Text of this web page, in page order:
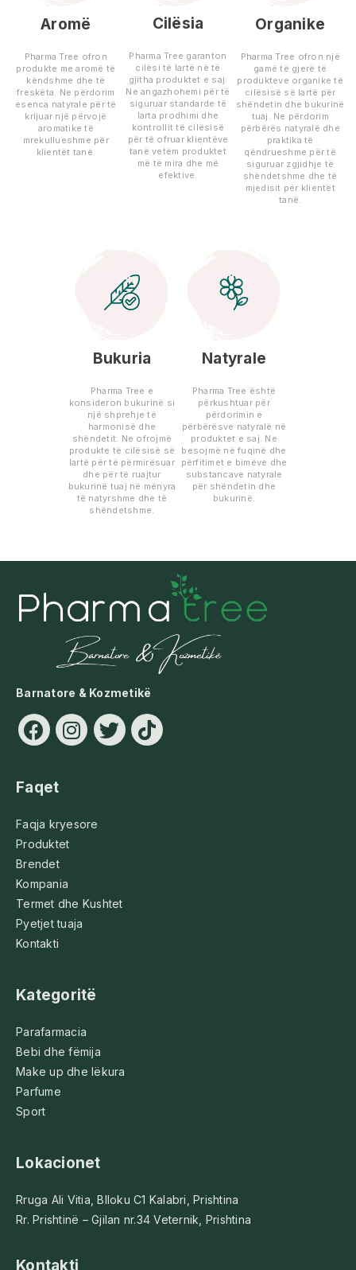
Aromë
Pharma Tree ofron
produkte me aromë të
këndshme dhe të
freskëta. Ne përdorim
esenca natyrale për të
krijuar një përvojë
aromatike të
mrekullueshme për
klientët tanë.
Cilësia
Pharma Tree garanton
cilësi të lartë në të
gjitha produktet e saj.
Ne angazhohemi për të
siguruar standarde të
larta prodhimi dhe
kontrollit të cilësisë
për të ofruar klientëve
tanë vetëm produktet
më të mira dhe më
efektive.
Organike
Pharma Tree ofron një
gamë të gjerë të
produkteve organike të
cilësisë së lartë për
shëndetin dhe bukurinë
tuaj. Ne përdorim
përbërës natyralë dhe
praktika të
qëndrueshme për të
siguruar zgjidhje të
shëndetshme dhe të
mjedisit për klientët
tanë.
Bukuria
Pharma Tree e
konsideron bukurinë si
një shprehje të
harmonisë dhe
shëndetit. Ne ofrojmë
produkte të cilësisë së
lartë për të përmirësuar
dhe për të ruajtur
bukurinë tuaj në mënyra
të natyrshme dhe të
shëndetshme.
Natyrale
Pharma Tree është
përkushtuar për
përdorimin e
përbërësve natyralë në
produktet e saj. Ne
besojmë në fuqinë dhe
përfitimet e bimëve dhe
substancave natyrale
për shëndetin dhe
bukurinë.
Barnatore & Kozmetikë
Faqet
Faqja kryesore
Produktet
Brendet
Kompania
Termet dhe Kushtet
Pyetjet tuaja
Kontakti
Kategoritë
Parafarmacia
Bebi dhe fëmija
Make up dhe lëkura
Parfume
Sport
Lokacionet
Rruga Ali Vitia, Blloku C1 Kalabri, Prishtina
Rr. Prishtinë – Gjilan nr.34 Veternik, Prishtina
Kontakti